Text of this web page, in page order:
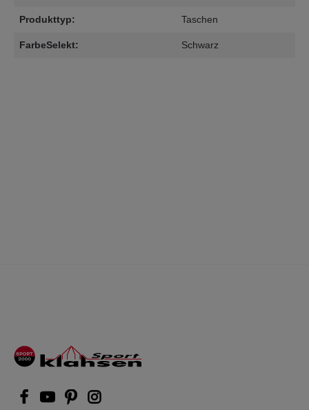
Produkttyp: Taschen
FarbeSelekt: Schwarz